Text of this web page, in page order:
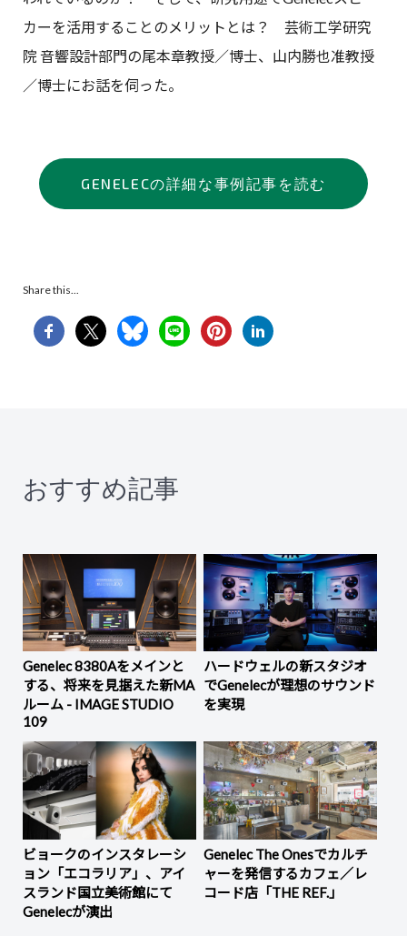
カーを活用することのメリットとは？ 芸術工学研究
院 音響設計部門の尾本章教授／博士、山内勝也准教授
／博士にお話を伺った。
GENELECの詳細な事例記事を読む
Share this...
おすすめ記事
Genelec 8380Aをメインと
する、将来を見据えた新MA
ルーム - IMAGE STUDIO
109
ハードウェルの新スタジオ
でGenelecが理想のサウンド
を実現
ビョークのインスタレーシ
ョン「エコラリア」、アイ
スランド国立美術館にて
Genelecが演出
Genelec The Onesでカルチ
ャーを発信するカフェ／レ
コード店「THE REF.」